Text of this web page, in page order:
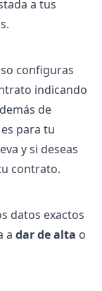
a tus
configuras
indicando
de
para tu
y si deseas
contrato.
datos exactos
a dar de alta o